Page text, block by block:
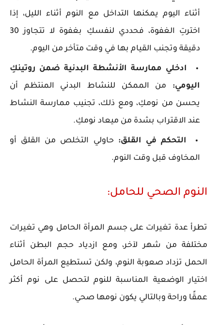
أثناء اليوم يمكنها التداخل مع النوم أثناء الليل، إذا
اخترتِ الغفوة، فحددي لنفسكِ بغفوة لا تتجاوز 30
دقيقة وتجنب القيام بها في وقت متأخر من اليوم.
ادخلي ممارسة الأنشطة البدنية ضمن روتينكِ
اليومي: من الممكن للنشاط البدني المنتظم أن
يحسن من نومكِ، ومع ذلك، تجنيب ممارسة النشاط
عند الاقتراب بشدة من ميعاد نومكِ.
التحكم في القلق: حاولي التخلص من القلق أو
المخاوف قبل وقت النوم.
النوم الصحي للحامل:
تطرأ عدة تغيرات على جسم المرأة الحامل وهي تغيرات
مختلفة من شهر لآخر، ومع ازدياد حجم البطن أثناء
الحمل تزداد صعوبة النوم، ولكن تستطيع المرأة الحامل
اختيار الوضعية المناسبة للنوم لتحصل على نوم أكثر
عمقًا وراحة وبالتالي يكون نومها صحي.